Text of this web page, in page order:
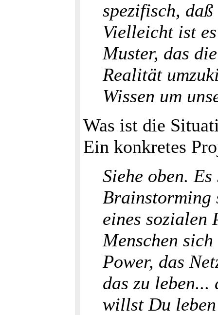
spezifisch,
Vielleicht ist
Muster, das
Realität
Wissen um
Was ist die
Ein konkretes
Siehe oben.
Brainstorming
eines sozialen
Menschen
Power, das
das zu
willst Du